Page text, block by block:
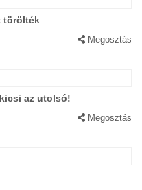
törölték
Megosztás
az utolsó!
Megosztás